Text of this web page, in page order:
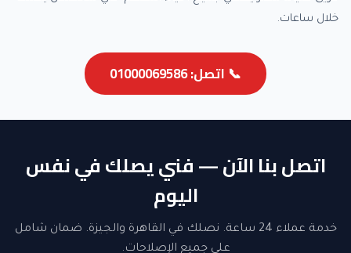
خلال ساعات.
📞 اتصل: 01000069586
اتصل بنا الآن — فني يصلك في نفس
اليوم
خدمة عملاء 24 ساعة. نصلك في القاهرة والجيزة. ضمان شامل
على جميع الإصلاحات.